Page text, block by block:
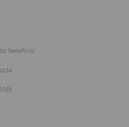
beneficio